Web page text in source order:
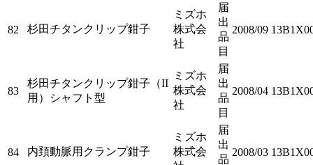
82 杉田チタンクリップ鉗子
ミズホ
株式会
社
届
出
品
目
2008/09
83
杉田チタンクリップ鉗子（II
用）シャフト型
ミズホ
株式会
社
届
出
品
目
2008/04
84 内頚動脈用クランプ鉗子
ミズホ
株式会
届
出
品
2008/03